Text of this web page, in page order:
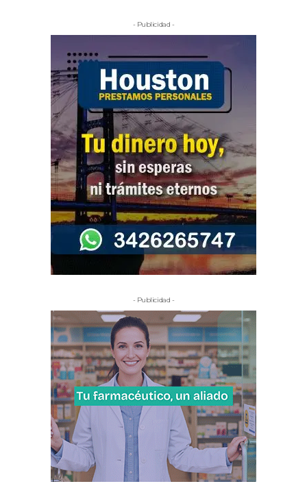
- Publicidad -
- Publicidad -